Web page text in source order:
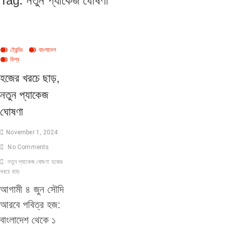
ট্রেন্ডিং
বাংলাদেশ
বিশ্ব
হজের খরচে ছাড়,
নতুন প্যাকেজ
ঘোষণা
November 1, 2024
No Comments
নতুন প্যাকেজ ঘোষণা হজের
খরচে ছাড়
আগামী ৪ জুন সৌদি
আরবে পবিত্র হজ:
বাংলাদেশ থেকে ১